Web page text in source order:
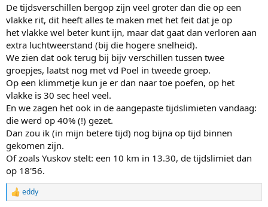
De tijdsverschillen bergop zijn veel groter dan die op een
vlakke rit, dit heeft alles te maken met het feit dat je op
het vlakke wel beter kunt ijn, maar dat gaat dan verloren aan
extra luchtweerstand (bij die hogere snelheid).
We zien dat ook terug bij bijv verschillen tussen twee
groepjes, laatst nog met vd Poel in tweede groep.
Op een klimmetje kun je er dan naar toe poefen, op het
vlakke is 30 sec heel veel.
En we zagen het ook in de aangepaste tijdslimieten vandaag:
die werd op 40% (!) gezet.
Dan zou ik (in mijn betere tijd) nog bijna op tijd binnen
gekomen zijn.
Of zoals Yuskov stelt: een 10 km in 13.30, de tijdslimiet dan
op 18'56.
R
eddy